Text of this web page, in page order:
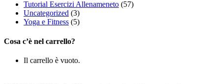
Tutorial Esercizi Allenameneto (57)
Uncategorized (3)
Yoga e Fitness (5)
Cosa c’è nel carrello?
Il carrello è vuoto.